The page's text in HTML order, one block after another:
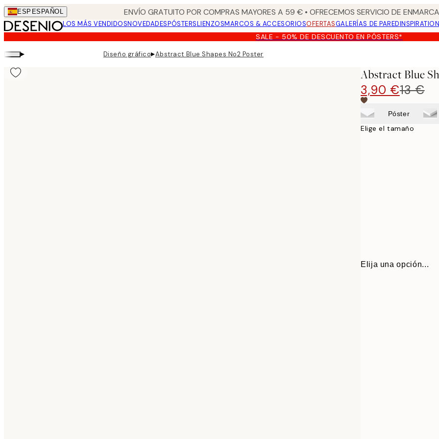
Skip
to
main
content.
ESP ESPAÑOL ENVÍO GRATUITO POR COMPRAS MAYORES A 59 € • OFRECEMOS SERVICIO DE
LOS MÁS VENDIDOSNOVEDADESPÓSTERSLIENZOSMARCOS & ACCESORIOSOFERTASGALERÍAS DE PARED
SALE - 50% DE DESCUENTO EN PÓSTERS*
▸ Diseño gráfico▸Abstract Blue Shapes No2 Poster
Abstract Blue
3,90 €13 €
Póster
Elige el tamaño
Elija una opción...